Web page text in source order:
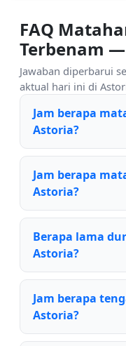
FAQ
Terbenam
Jawaban diperbarui
aktual hari ini di
Jam berapa
Astoria?
Jam berapa
Astoria?
Berapa lama
Astoria?
Jam berapa
Astoria?